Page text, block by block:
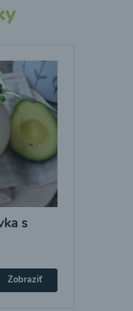
s
Zobraziť